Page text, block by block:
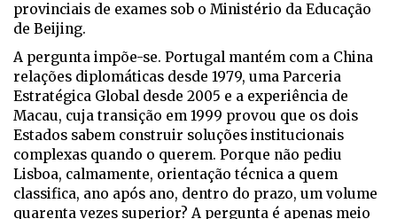
provinciais de exames sob o Ministério da Educação
de Beijing.
A pergunta impõe-se. Portugal mantém com a China
relações diplomáticas desde 1979, uma Parceria
Estratégica Global desde 2005 e a experiência de
Macau, cuja transição em 1999 provou que os dois
Estados sabem construir soluções institucionais
complexas quando o querem. Porque não pediu
Lisboa, calmamente, orientação técnica a quem
classifica, ano após ano, dentro do prazo, um volume
quarenta vezes superior? A pergunta é apenas meio